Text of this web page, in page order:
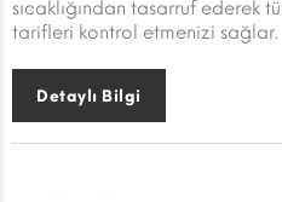
sıcaklığından tasarruf ederek
tarifleri kontrol etmenizi sağlar.
Detaylı Bilgi